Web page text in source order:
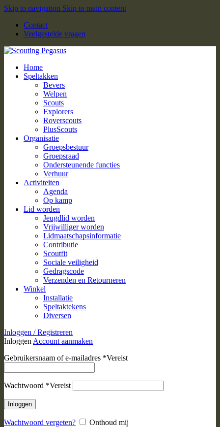
Skip to navigation Skip to main content
Contact
Veelgestelde vragen
Home
Speltakken
Bevers
Welpen
Scouts
Explorers
Roverscouts
PlusScouts
Organisatie
Groepsbestuur
Groepsraad
Ondersteunende functies
Verhuur
Activiteiten
Agenda
Op kamp
Lid worden
Jeugdlid worden
Vrijwilliger worden
Lidmaatschapsinformatie
Contributie
Scoutfit
Sociale veiligheid
Gedragscode
Verzenden en Retourneren
Winkel
Installatie
Speltaktekens
Diversen
Inloggen / Registreren
Inloggen Account aanmaken
Gebruikersnaam of e-mailadres *Vereist
Wachtwoord *Vereist
Inloggen
Wachtwoord vergeten? Onthoud mij